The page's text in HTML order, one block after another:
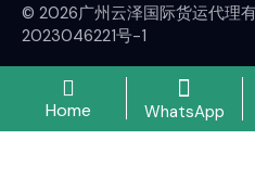
© 2026广州云泽国际货运代理
2023046221号-1
Home WhatsApp